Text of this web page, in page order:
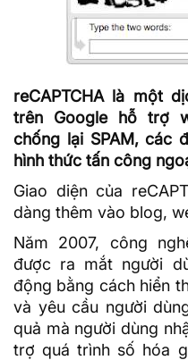
reCAPTCHA là một
trên Google hỗ trợ
chống lại SPAM, các
hình thức tấn công
Giao diện của
dàng thêm vào blog,
Năm 2007, công
được ra mắt người
động bằng cách hiển
và yêu cầu người
quả mà người dùng
trợ quá trình số hóa